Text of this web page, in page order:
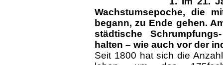
Wachstumsepoche, die
begann, zu Ende gehen.
städtische
halten – wie auch vor der
Seit 1800 hat sich die